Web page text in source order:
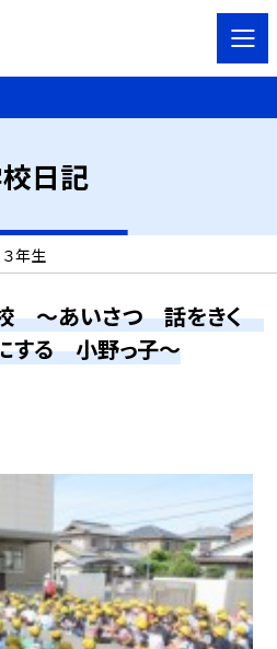
日記
３年生
校 ～あいさつ 話をきく
する 小野っ子～